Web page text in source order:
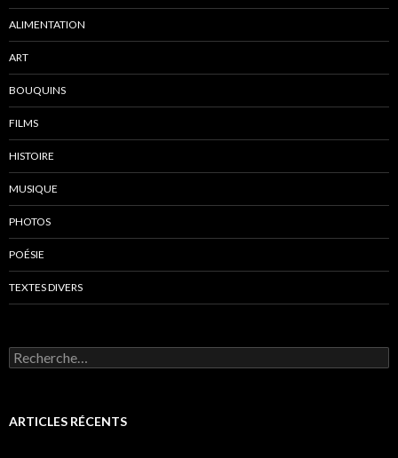
ALIMENTATION
ART
BOUQUINS
FILMS
HISTOIRE
MUSIQUE
PHOTOS
POÉSIE
TEXTES DIVERS
R
e
e
ARTICLES RÉCENTS